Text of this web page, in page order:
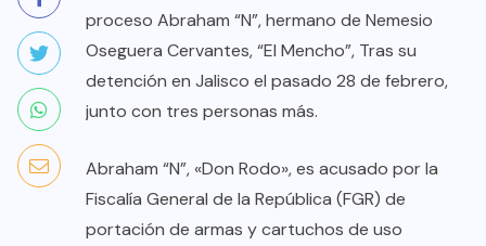
proceso Abraham “N”, hermano de Nemesio
Oseguera Cervantes, “El Mencho”, Tras su
detención en Jalisco el pasado 28 de febrero,
junto con tres personas más.
Abraham “N”, «Don Rodo», es acusado por la
Fiscalía General de la República (FGR) de
portación de armas y cartuchos de uso